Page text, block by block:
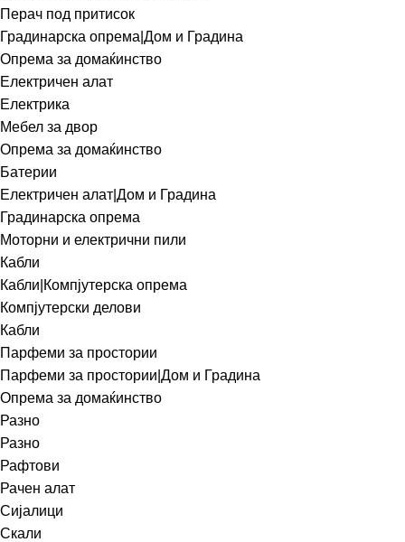
Перач под притисок
Градинарска опрема|Дом и Градина
Опрема за домаќинство
Електричен алат
Електрика
Мебел за двор
Опрема за домаќинство
Батерии
Електричен алат|Дом и Градина
Градинарска опрема
Моторни и електрични пили
Кабли
Кабли|Компјутерска опрема
Компјутерски делови
Кабли
Парфеми за простории
Парфеми за простории|Дом и Градина
Опрема за домаќинство
Разно
Разно
Рафтови
Рачен алат
Сијалици
Скали